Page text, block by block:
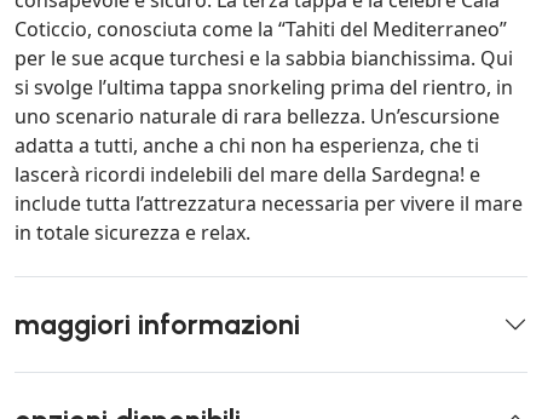
Coticcio, conosciuta come la “Tahiti del Mediterraneo”
per le sue acque turchesi e la sabbia bianchissima. Qui
si svolge l’ultima tappa snorkeling prima del rientro, in
uno scenario naturale di rara bellezza. Un’escursione
adatta a tutti, anche a chi non ha esperienza, che ti
lascerà ricordi indelebili del mare della Sardegna! e
include tutta l’attrezzatura necessaria per vivere il mare
in totale sicurezza e relax.
maggiori informazioni